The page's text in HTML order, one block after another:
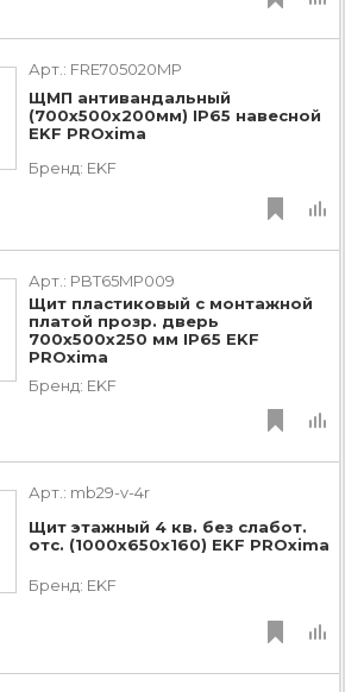
Арт.: FRE705020MP
ЩМП антивандальный
(700x500x200мм) IP65 навесной
EKF PROxima
Бренд: EKF
Арт.: PBT65MP009
Щит пластиковый с монтажной
платой прозр. дверь
700х500х250 мм IP65 EKF
PROxima
Бренд: EKF
Арт.: mb29-v-4r
Щит этажный 4 кв. без слабот.
отс. (1000х650х160) EKF PROxima
Бренд: EKF